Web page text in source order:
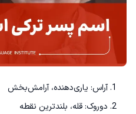
آراس: یاری‌دهنده، آرامش‌بخش
دوروک: قله، بلندترین نقطه